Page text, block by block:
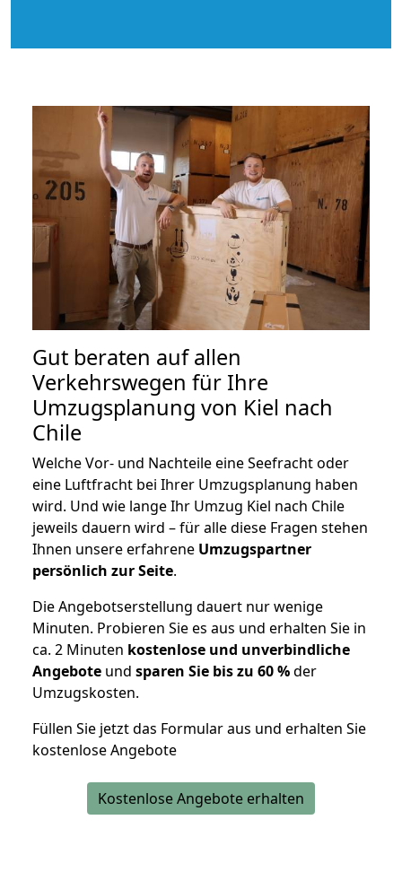
Gut beraten auf allen
Verkehrswegen für Ihre
Umzugsplanung von Kiel nach
Chile
Welche Vor- und Nachteile eine Seefracht oder
eine Luftfracht bei Ihrer Umzugsplanung haben
wird. Und wie lange Ihr Umzug Kiel nach Chile
jeweils dauern wird – für alle diese Fragen stehen
Ihnen unsere erfahrene Umzugspartner
persönlich zur Seite.
Die Angebotserstellung dauert nur wenige
Minuten. Probieren Sie es aus und erhalten Sie in
ca. 2 Minuten kostenlose und unverbindliche
Angebote und sparen Sie bis zu 60 %der
Umzugskosten.
Füllen Sie jetzt das Formular aus und erhalten Sie
kostenlose Angebote
Kostenlose Angebote erhalten